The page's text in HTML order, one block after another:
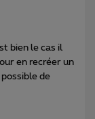
bien le cas il
en recréer un
possible de